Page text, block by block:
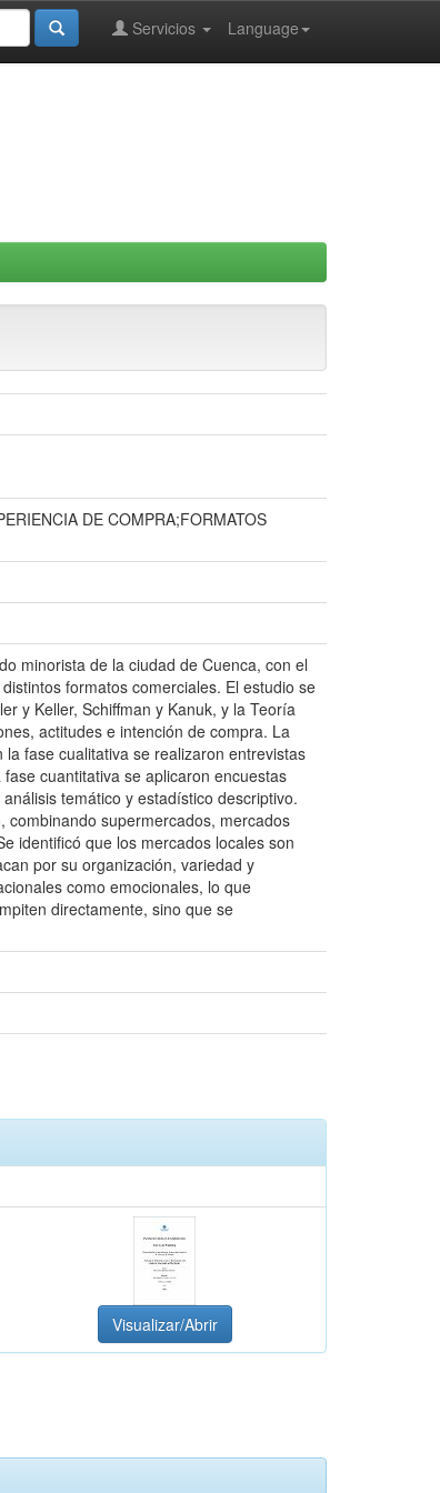
Language
Servicios
DE COMPRA;FORMATOS
minorista de la ciudad de Cuenca, con el
formatos comerciales. El estudio se
y Keller, Schiffman y Kanuk, y la Teoría
actitudes e intención de compra. La
fase cualitativa se realizaron entrevistas
cuantitativa se aplicaron encuestas
temático y estadístico descriptivo.
combinando supermercados, mercados
identificó que los mercados locales son
por su organización, variedad y
como emocionales, lo que
directamente, sino que se
Visualizar/Abrir